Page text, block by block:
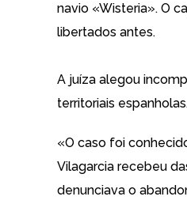
navio «Wisteria». O
libertados antes.
A juíza alegou
territoriais
«O caso foi
Vilagarcia recebeu
denunciava o